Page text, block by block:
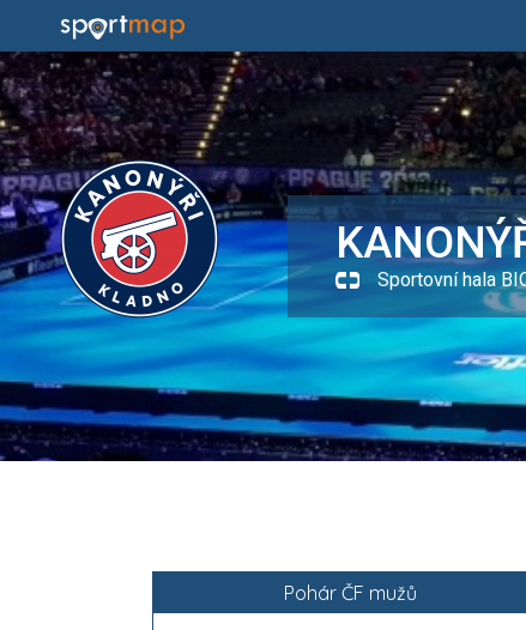
Sportovní hala
Pohár ČF mužů